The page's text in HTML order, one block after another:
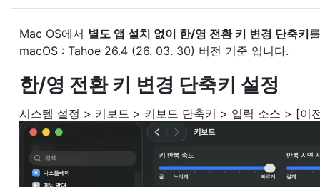
Mac OS에서 별도 앱 설치 없이 한/영 전환 키 변경 단축키
macOS : Tahoe 26.4 (26. 03. 30) 버전 기준 입니다.
한/영 전환 키 변경 단축키 설정
시스템 설정 > 키보드 > 키보드 단축키 > 입력 소스 > [이